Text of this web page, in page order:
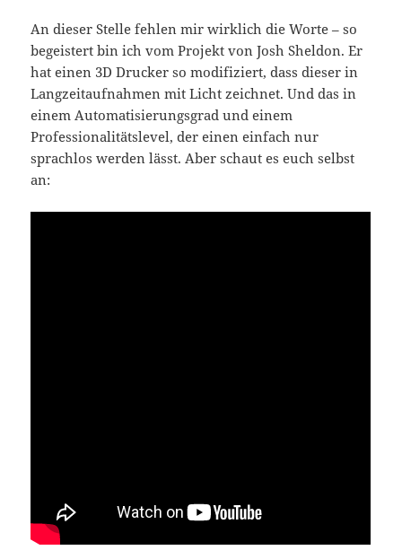
An dieser Stelle fehlen mir wirklich die Worte – so
begeistert bin ich vom Projekt von Josh Sheldon. Er
hat einen 3D Drucker so modifiziert, dass dieser in
Langzeitaufnahmen mit Licht zeichnet. Und das in
einem Automatisierungsgrad und einem
Professionalitätslevel, der einen einfach nur
sprachlos werden lässt. Aber schaut es euch selbst
an: